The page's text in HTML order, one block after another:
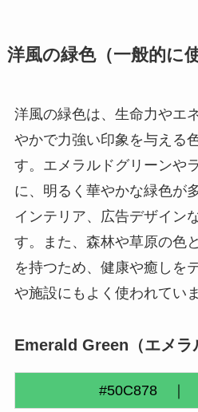
洋風の緑色（一般的に
洋風の緑色は、生命力やエ
やかで力強い印象を与える
す。エメラルドグリーンや
に、明るく華やかな緑色が
インテリア、広告デザイン
す。また、森林や草原の色
を持つため、健康や癒しを
や施設にもよく使われていま
Emerald Green （エメラ
#50C878 ｜